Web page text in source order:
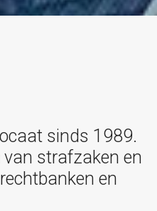
sinds 1989.
van strafzaken en
en